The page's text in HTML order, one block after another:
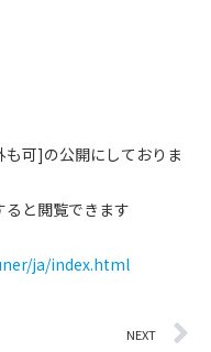
可]の公開にしておりま
と閲覧できます
ja/index.html
NEXT